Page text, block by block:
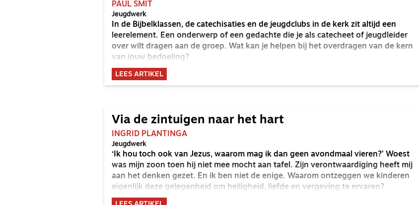
PAUL SMIT
Jeugdwerk
In de Bijbelklassen, de catechisaties en de jeugdclubs in de kerk zit altijd een
leerelement. Een onderwerp of een gedachte die je als catecheet of jeugdleider
over wilt dragen aan de groep. Wat kan je helpen bij het overdragen van de kern
van jouw bedoeling?
LEES ARTIKEL
Via de zintuigen naar het hart
INGRID PLANTINGA
Jeugdwerk
‘Ik hou toch ook van Jezus, waarom mag ik dan geen avondmaal vieren?’ Woest
was mijn zoon toen hij niet mee mocht aan tafel. Zijn verontwaardiging heeft mij
aan het denken gezet. En ik ben niet de enige. Waarom ontzeggen we kinderen
eigenlijk deze gelegenheid om heiligheid, liefde en vergeving te ervaren?